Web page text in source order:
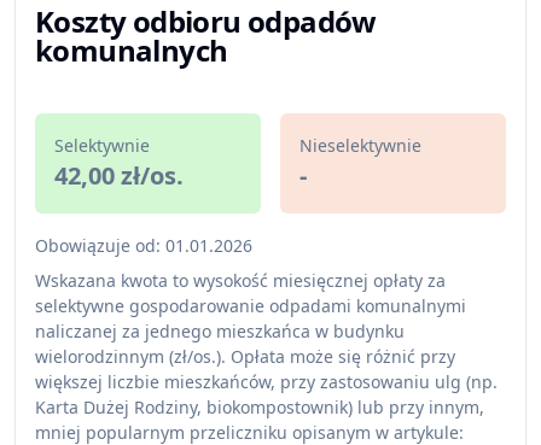
Koszty odbioru odpadów
komunalnych
Selektywnie
42,00 zł/os.
Nieselektywnie
-
Obowiązuje od: 01.01.2026
Wskazana kwota to wysokość miesięcznej opłaty za
selektywne gospodarowanie odpadami komunalnymi
naliczanej za jednego mieszkańca w budynku
wielorodzinnym (zł/os.). Opłata może się różnić przy
większej liczbie mieszkańców, przy zastosowaniu ulg (np.
Karta Dużej Rodziny, biokompostownik) lub przy innym,
mniej popularnym przeliczniku opisanym w artykule: